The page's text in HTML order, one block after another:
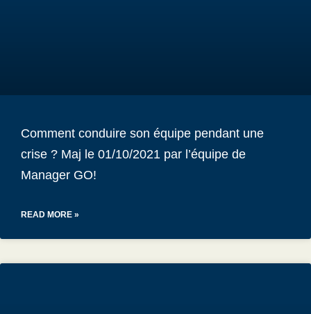
Comment conduire son équipe pendant une
crise ? Maj le 01/10/2021 par l’équipe de
Manager GO!
READ MORE »